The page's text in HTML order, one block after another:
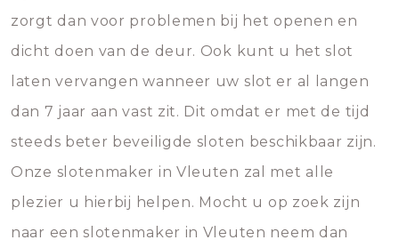
zorgt dan voor problemen bij het openen en
dicht doen van de deur. Ook kunt u het slot
laten vervangen wanneer uw slot er al langen
dan 7 jaar aan vast zit. Dit omdat er met de tijd
steeds beter beveiligde sloten beschikbaar zijn.
Onze slotenmaker in Vleuten zal met alle
plezier u hierbij helpen. Mocht u op zoek zijn
naar een slotenmaker in Vleuten neem dan